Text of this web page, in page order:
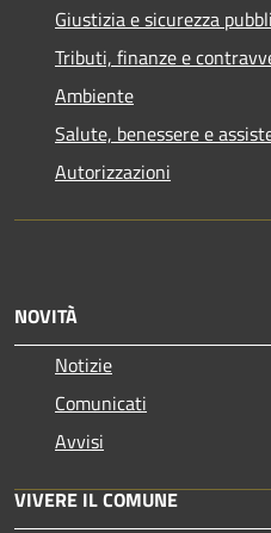
Giustizia e sicurezza
Tributi, finanze e
Ambiente
Salute, benessere e
Autorizzazioni
NOVITÀ
Notizie
Comunicati
Avvisi
VIVERE IL COMUNE